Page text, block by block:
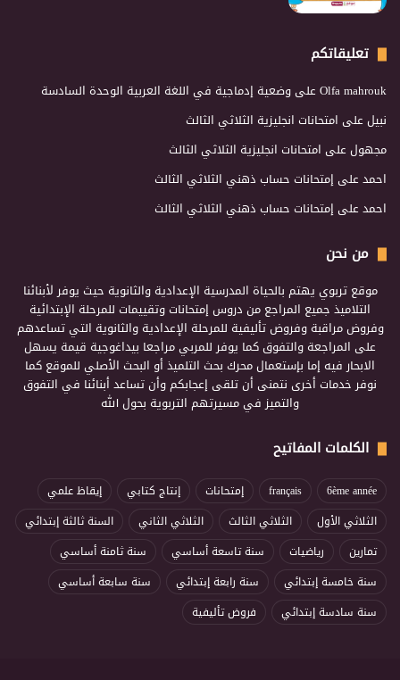
تعليقاتكم
Olfa mahroukعلى وضعية إدماجية في اللغة العربية الوحدة السادسة
نبيلعلى امتحانات انجليزية الثلاثي الثالث
مجهولعلى امتحانات انجليزية الثلاثي الثالث
احمدعلى إمتحانات حساب ذهني الثلاثي الثالث
احمدعلى إمتحانات حساب ذهني الثلاثي الثالث
من نحن
موقع تربوي يهتم بالحياة المدرسية الإعدادية والثانوية حيث يوفر لأبنائنا
التلاميذ جميع المراجع من دروس إمتحانات وتقييمات للمرحلة الإبتدائية
وفروض مراقبة وفروض تأليفية للمرحلة الإعدادية والثانوية التي تساعدهم
على المراجعة والتفوق كما يوفر للمربي مراجعا بيداغوجية قيمة يسهل
الابحار فيه إما بإستعمال محرك بحث التلميذ أو البحث الأصلي للموقع كما
نوفر خدمات أخرى نتمنى أن تلقى إعجابكم وأن تساعد أبنائنا في التفوق
والتميز في مسيرتهم التربوية بحول الله
الكلمات المفاتيح
6ème année
français إمتحانات إنتاج كتابي
إيقاظ علمي
الثلاثي الأول
الثلاثي الثالث الثلاثي الثاني
السنة ثالثة إبتدائي
تمارين
رياضيات سنة تاسعة أساسي
سنة ثامنة أساسي
سنة خامسة إبتدائي
سنة رابعة إبتدائي
سنة سابعة أساسي
سنة سادسة إبتدائي
فروض تأليفية